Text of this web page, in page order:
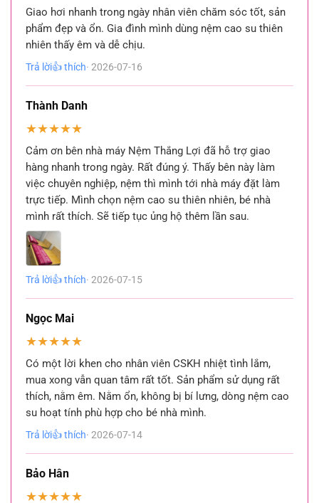
Giao hơi nhanh trong ngày nhân viên chăm sóc tốt, sản
phẩm đẹp và ổn. Gia đình mình dùng nệm cao su thiên
nhiên thấy êm và dễ chịu.
Trả lời👍 thích· 2026-07-16
Thành Danh
★★★★★
Cảm ơn bên nhà máy Nệm Thắng Lợi đã hỗ trợ giao
hàng nhanh trong ngày. Rất đúng ý. Thấy bên này làm
việc chuyên nghiệp, nệm thì mình tới nhà máy đặt làm
trực tiếp. Mình chọn nệm cao su thiên nhiên, bé nhà
mình rất thích. Sẽ tiếp tục ủng hộ thêm lần sau.
Trả lời👍 thích· 2026-07-15
Ngọc Mai
★★★★★
Có một lời khen cho nhân viên CSKH nhiệt tình lắm,
mua xong vẫn quan tâm rất tốt. Sản phẩm sử dụng rất
thích, nằm êm. Nằm ổn, không bị bí lưng, dòng nệm cao
su hoạt tính phù hợp cho bé nhà mình.
Trả lời👍 thích· 2026-07-14
Bảo Hân
★★★★★